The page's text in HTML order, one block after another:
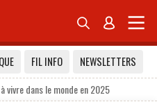
 
FIL INFO
NEWSLETTERS
vivre dans le monde en 2025